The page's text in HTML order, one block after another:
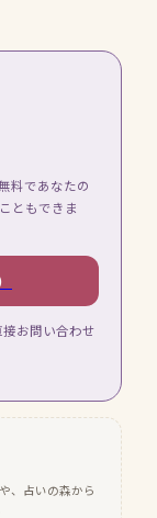
料であなたの
ともできま
お問い合わせ
、占いの森から